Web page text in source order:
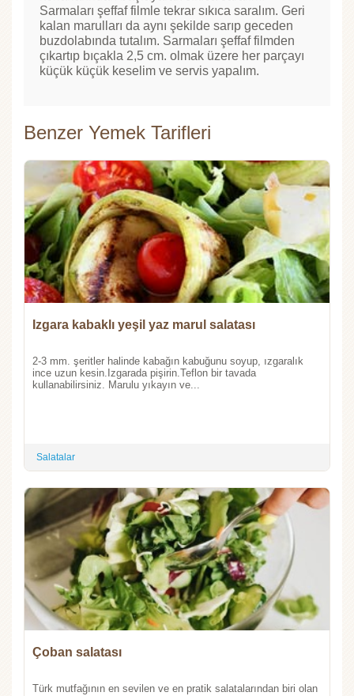
Sarmaları şeffaf filmle tekrar sıkıca saralım. Geri
kalan marulları da aynı şekilde sarıp geceden
buzdolabında tutalım. Sarmaları şeffaf filmden
çıkartıp bıçakla 2,5 cm. olmak üzere her parçayı
küçük küçük keselim ve servis yapalım.
Benzer Yemek Tarifleri
Izgara kabaklı yeşil yaz marul salatası
2-3 mm. şeritler halinde kabağın kabuğunu soyup, ızgaralık
ince uzun kesin.Izgarada pişirin.Teflon bir tavada
kullanabilirsiniz. Marulu yıkayın ve...
Salatalar
Çoban salatası
Türk mutfağının en sevilen ve en pratik salatalarından biri olan